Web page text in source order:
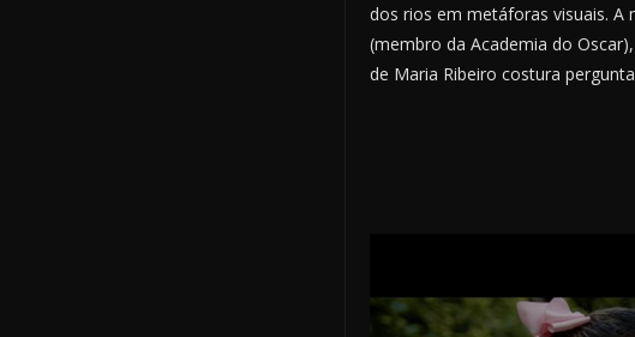
dos rios em metáforas visuais. A
(membro da Academia do
de Maria Ribeiro costura